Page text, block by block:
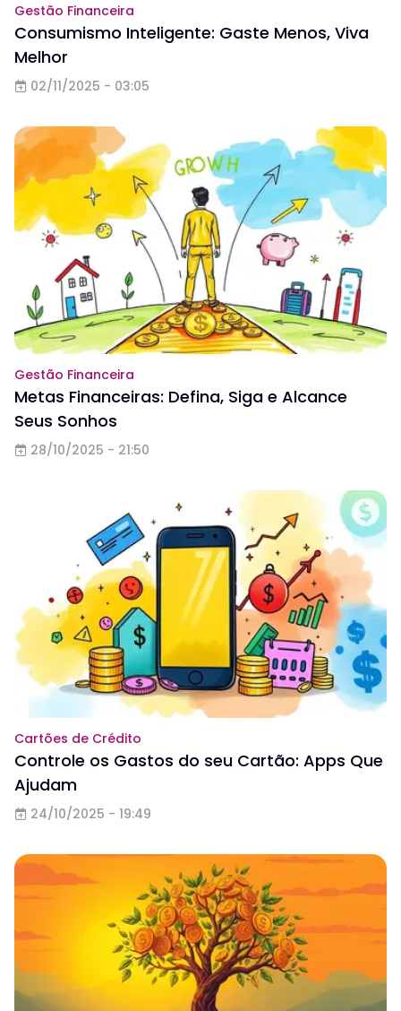
Gestão Financeira
Consumismo Inteligente: Gaste Menos, Viva
Melhor
02/11/2025 - 03:05
Gestão Financeira
Metas Financeiras: Defina, Siga e Alcance
Seus Sonhos
28/10/2025 - 21:50
Cartões de Crédito
Controle os Gastos do seu Cartão: Apps Que
Ajudam
24/10/2025 - 19:49